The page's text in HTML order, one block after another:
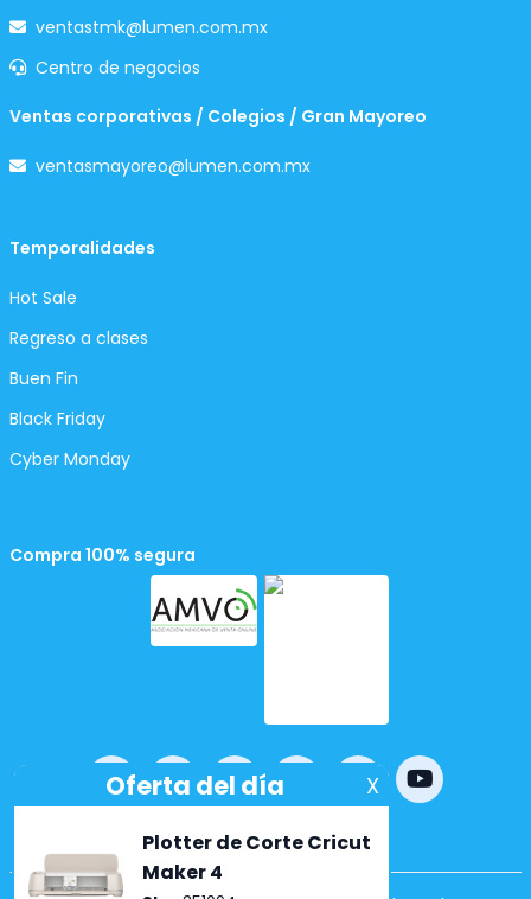
ventastmk@lumen.com.mx
Centro de negocios
Ventas corporativas / Colegios / Gran Mayoreo
ventasmayoreo@lumen.com.mx
Temporalidades
Hot Sale
Regreso a clases
Buen Fin
Black Friday
Cyber Monday
Compra 100% segura
Powered bynopCommerce